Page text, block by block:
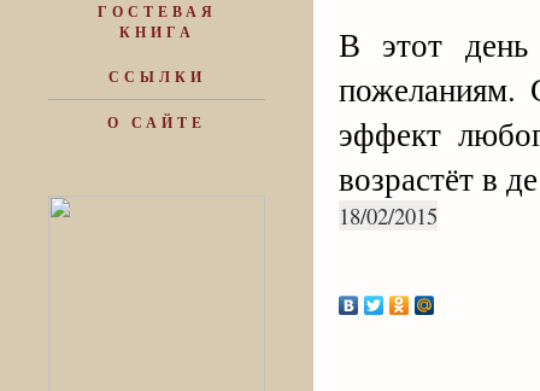
ГОСТЕВАЯ
КНИГА
ССЫЛКИ
О САЙТЕ
В этот
пожеланиям.
эффект
возрастёт в
18/02/2015